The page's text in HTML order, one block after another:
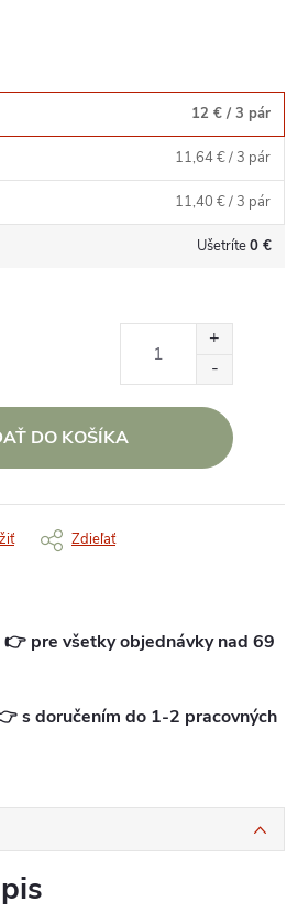
12 € / 3 pár
11,64 €/ 3 pár
11,40 €/ 3 pár
Ušetríte0 €
DO KOŠÍKA
Zdieľať
👉 pre všetky objednávky nad 69
s doručením do 1-2 pracovných